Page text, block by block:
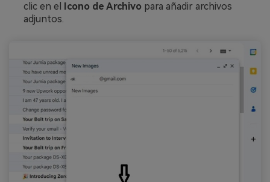
clic en el
Icono de Archivo para añadir archivos
adjuntos.